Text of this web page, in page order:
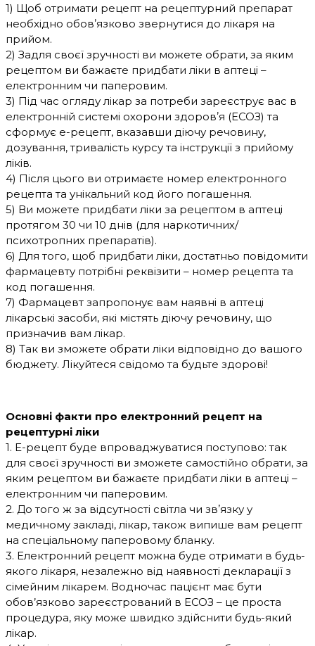
1) Щоб отримати рецепт на рецептурний препарат
необхідно обовʼязково звернутися до лікаря на
прийом.
2) Задля своєї зручності ви можете обрати, за яким
рецептом ви бажаєте придбати ліки в аптеці –
електронним чи паперовим.
3) Під час огляду лікар за потреби зареєструє вас в
електронній системі охорони здоровʼя (ЕСОЗ) та
сформує е-рецепт, вказавши діючу речовину,
дозування, тривалість курсу та інструкції з прийому
ліків.
4) Після цього ви отримаєте номер електронного
рецепта та унікальний код його погашення.
5) Ви можете придбати ліки за рецептом в аптеці
протягом 30 чи 10 днів (для наркотичних/
психотропних препаратів).
6) Для того, щоб придбати ліки, достатньо повідомити
фармацевту потрібні реквізити – номер рецепта та
код погашення.
7) Фармацевт запропонує вам наявні в аптеці
лікарські засоби, які містять діючу речовину, що
призначив вам лікар.
8) Так ви зможете обрати ліки відповідно до вашого
бюджету. Лікуйтеся свідомо та будьте здорові!
Основні факти про електронний рецепт на
рецептурні ліки
1. Е-рецепт буде впроваджуватися поступово: так
для своєї зручності ви зможете самостійно обрати, за
яким рецептом ви бажаєте придбати ліки в аптеці –
електронним чи паперовим.
2. До того ж за відсутності світла чи звʼязку у
медичному закладі, лікар, також випише вам рецепт
на спеціальному паперовому бланку.
3. Електронний рецепт можна буде отримати в будь-
якого лікаря, незалежно від наявності декларації з
сімейним лікарем. Водночас пацієнт має бути
обов’язково зареєстрований в ЕСОЗ – це проста
процедура, яку може швидко здійснити будь-який
лікар.